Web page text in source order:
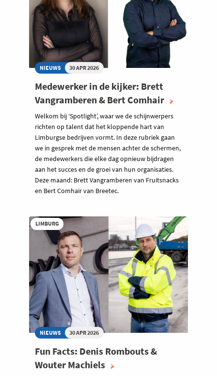
NIEUWS 30 APR 2026
Medewerker in de kijker: Brett
Vangramberen & Bert Comhair
Welkom bij ‘Spotlight’, waar we de schijnwerpers
richten op talent dat het kloppende hart van
Limburgse bedrijven vormt. In deze rubriek gaan
we in gesprek met de mensen achter de schermen,
de medewerkers die elke dag opnieuw bijdragen
aan het succes en de groei van hun organisaties.
Deze maand: Brett Vangramberen van Fruitsnacks
en Bert Comhair van Breetec.
LIMBURG
NIEUWS 30 APR 2026
Fun Facts: Denis Rombouts &
Wouter Machiels